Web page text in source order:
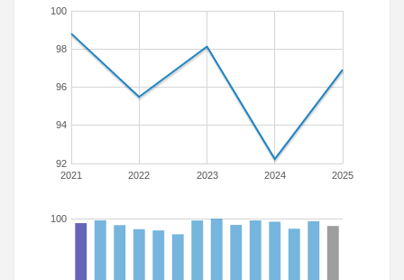
2021 2022 2023 2024 2025
92
94
96
98
100
100